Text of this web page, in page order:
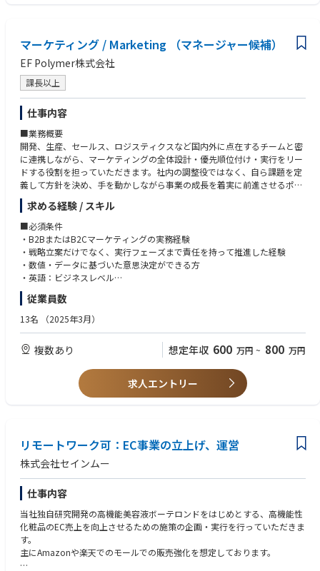
■プロダクト要件定義とプロジェクトマネジメント
ユーザーストーリーや要件定義などをPRDに落とし込み、開発要件を明確
化します。
エンジニアやデザイナーと協働し、アジャイル開発の手法を活用したプロ
ジェクトを推進します。
■効果測定とデータ分析
パフォーマンス測定、ユーザー行動ログや調査結果の分析・振り返りを通
して、継続的な改善を推進します。
■ステークホルダーとのコミュニケーション
開発、デザイン、カスタマーサクセス、カスタマーサポート、マーケティ
ングチームなど多様なチームとの連携を通じたプロジェクト推進を担いま
す（同社では海外拠点にもデザインチーム、マーケティングチームのメン
バーが在籍しています）。
ユーザーやコミュニティとの対話（インタビュー、ユーザーフィードバッ
ク）を通じたニーズの把握を進めます。
英語でのコミュニケーションに抵抗がない方（翻訳ツールの利用可 / 今後
海外メンバーとの連携を強化していきます）
【歓迎要件】
バックオフィス向け事業に関するユーザー像・ドメインの深い解像度
ユーザーリサーチ・インタビューの実施および開発プロセスへの組み込
み、改善をリードした経験
データ分析スキル（SQL / Mixpanel / Tableau等の利用経験）とクリエイ
ティブな発想を併せ持つ方
UXデザインやUI設計に関する知識、またはプロジェクトマネジメント関連
の資格（PMP等）
マーケティング / Marketing （マネージャー候補）
EF Polymer株式会社
課長以上
仕事内容
■業務概要
開発、生産、セールス、ロジスティクスなど国内外に点在するチームと密
に連携しながら、マーケティングの全体設計・優先順位付け・実行をリー
ドする役割を担っていただきます。社内の調整役ではなく、自ら課題を定
義して方針を決め、手を動かしながら事業の成長を着実に前進させるポジ
ションです。
■具体的な業務
・マーケティング戦略の立案および実行、予算管理
・外部パートナー（広告代理店、制作会社等）のディレクション
・展示会、広告キャンペーン、販促施策の企画・実行
・セールス・代理店・販売店向けの販促支援
■重点領域
・EFポリマーにおけるマーケティング戦略の設計と推進
・社内メンバーおよび外部パートナーを含めたプロジェクト全体のリード
求める経験 / スキル
■必須条件
・B2BまたはB2Cマーケティングの実務経験
・戦略立案だけでなく、実行フェーズまで責任を持って推進した経験
・数値・データに基づいた意思決定ができる方
・英語：ビジネスレベル
・日本語：ビジネスレベル（社内外ステークホルダーとの円滑なコミュニ
ケーションが可能な方）
・事業会社や広告代理店でのマーケティング経験者
・少人数チームやプロジェクトのリード経験
従業員数
13名 （2025年3月）
複数あり 想定年収 600 万円 ~ 800 万円
求人エントリー
リモートワーク可：EC事業の立上げ、運営
株式会社セインムー
仕事内容
当社独自研究開発の高機能美容液ボーテロンドをはじめとする、高機能性
化粧品のEC売上を向上させるための施策の企画・実行を行っていただきま
す。
主にAmazonや楽天でのモールでの販売強化を想定しております。